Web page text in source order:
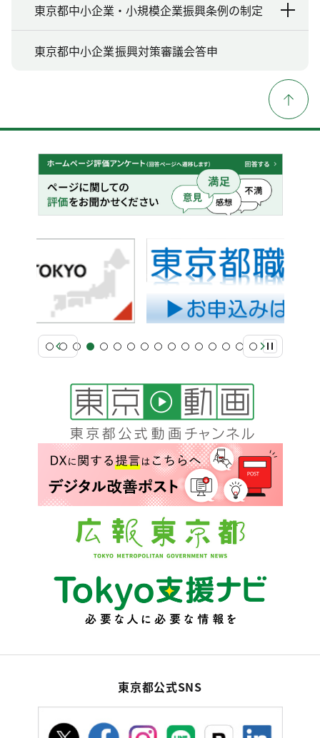
東京都中小企業・小規模企業振興条例の制定
東京都中小企業振興対策審議会答申
東京都公式SNS